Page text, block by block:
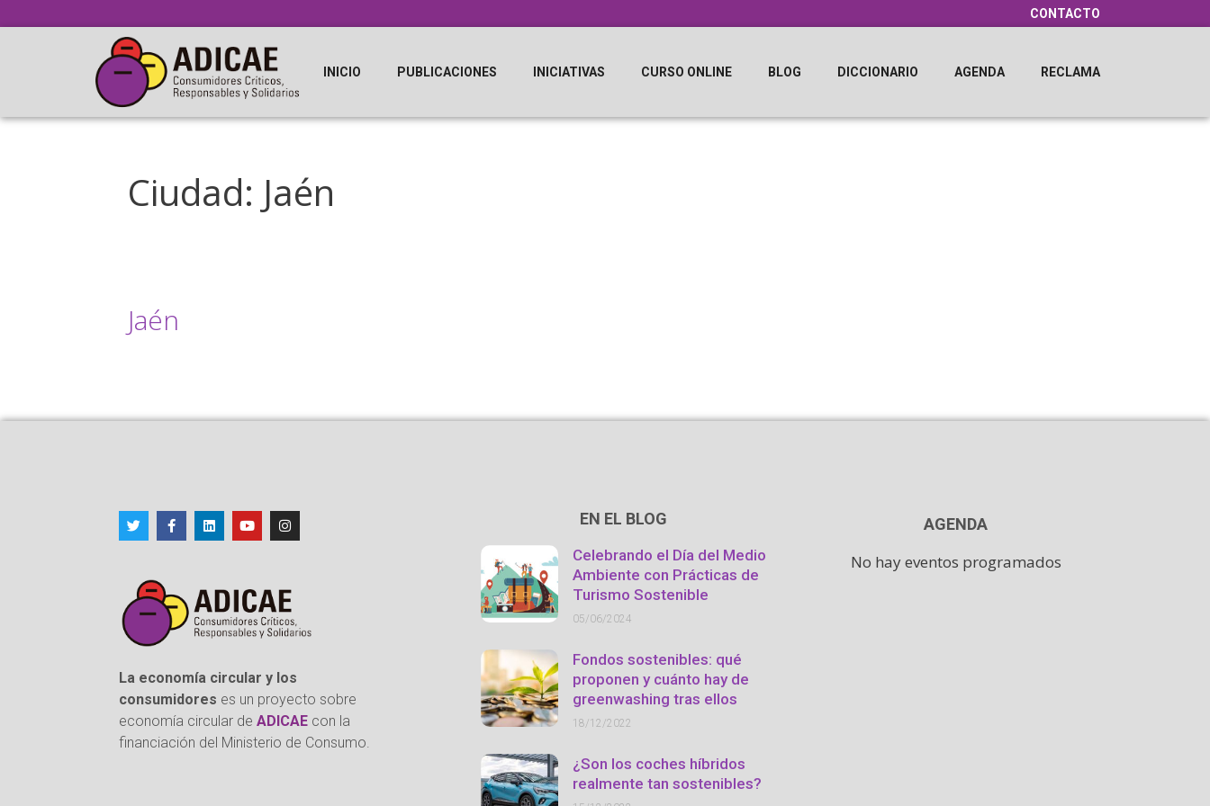
CONTACTO
INICIO PUBLICACIONES INICIATIVAS CURSO ONLINE BLOG DICCIONARIO AGENDA RECLAMA
Ciudad: Jaén
Jaén
La economía circular y los
consumidores es un proyecto sobre
economía circular de ADICAE con la
financiación del Ministerio de Consumo.
EN EL BLOG
Celebrando el Día del Medio
Ambiente con Prácticas de
Turismo Sostenible
05/06/2024
Fondos sostenibles: qué
proponen y cuánto hay de
greenwashing tras ellos
18/12/2022
¿Son los coches híbridos
realmente tan sostenibles?
AGENDA
No hay eventos programados